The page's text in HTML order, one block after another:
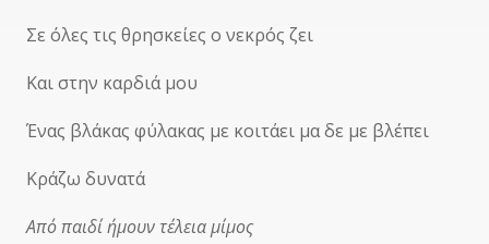
Σε όλες τις θρησκείες ο νεκρός ζει
Και στην καρδιά μου
Ένας βλάκας φύλακας με κοιτάει μα δε με βλέπει
Κράζω δυνατά
Από παιδί ήμουν τέλεια μίμος